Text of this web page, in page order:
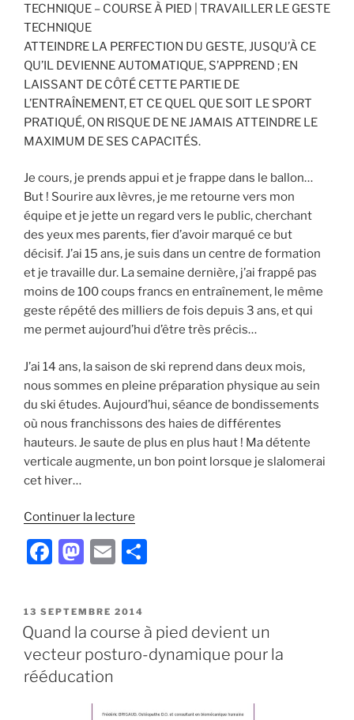
TECHNIQUE – COURSE À PIED | TRAVAILLER LE GESTE
TECHNIQUE
ATTEINDRE LA PERFECTION DU GESTE, JUSQU’À CE
QU’IL DEVIENNE AUTOMATIQUE, S’APPREND ; EN
LAISSANT DE CÔTÉ CETTE PARTIE DE
L’ENTRAÎNEMENT, ET CE QUEL QUE SOIT LE SPORT
PRATIQUÉ, ON RISQUE DE NE JAMAIS ATTEINDRE LE
MAXIMUM DE SES CAPACITÉS.
Je cours, je prends appui et je frappe dans le ballon…
But ! Sourire aux lèvres, je me retourne vers mon
équipe et je jette un regard vers le public, cherchant
des yeux mes parents, fier d’avoir marqué ce but
décisif. J’ai 15 ans, je suis dans un centre de formation
et je travaille dur. La semaine dernière, j’ai frappé pas
moins de 100 coups francs en entraînement, le même
geste répété des milliers de fois depuis 3 ans, et qui
me permet aujourd’hui d’être très précis…
J’ai 14 ans, la saison de ski reprend dans deux mois,
nous sommes en pleine préparation physique au sein
du ski études. Aujourd’hui, séance de bondissements
où nous franchissons des haies de différentes
hauteurs. Je saute de plus en plus haut ! Ma détente
verticale augmente, un bon point lorsque je slalomerai
cet hiver…
Continuer la lecture
ou
le
hazard »
F
c
e
b
o
M
st
o
d
o
n
E
ai
l
g
er
PUBLIÉ
LE
13 SEPTEMBRE 2014
Quand la course à pied devient un
vecteur posturo-dynamique pour la
rééducation